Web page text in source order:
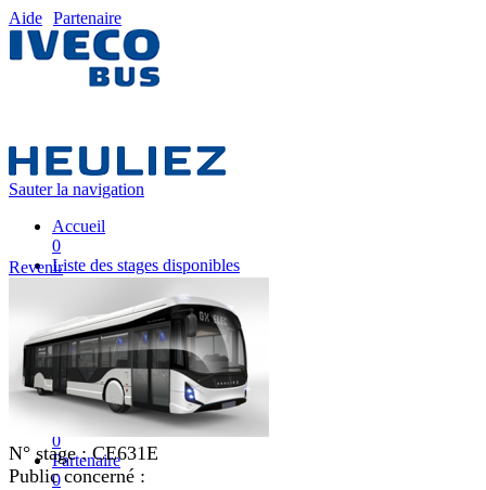
Aide Partenaire
Sauter la navigation
Accueil
0
Liste des stages disponibles
Liste des stages
0
Nos équipes pédagogiques
0
IVECO FRANCE
0
Mon plan de formation
0
Partenaire
0
Revenir
N° stage :CE631E
Public concerné :